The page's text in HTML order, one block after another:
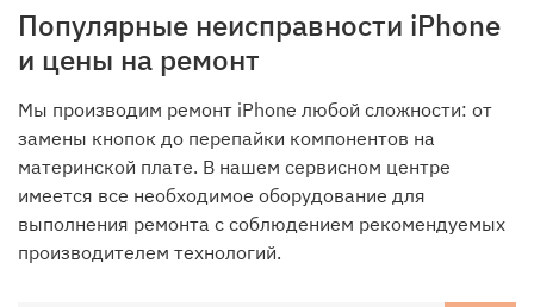
Популярные неисправности iPhone
и цены на ремонт
Мы производим ремонт iPhone любой сложности: от
замены кнопок до перепайки компонентов на
материнской плате. В нашем сервисном центре
имеется все необходимое оборудование для
выполнения ремонта с соблюдением рекомендуемых
производителем технологий.